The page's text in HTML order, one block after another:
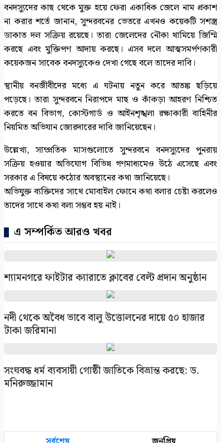
বনদস্যুদের কাছ থেকে মুক্ত হয়ে ফেরা একাধিক জেলে নাম প্রকাশ
না করার শর্তে জানান, সুন্দরবনের ভেতরে এখনও কয়েকটি সশস্ত্র
ডাকাত দল সক্রিয় রয়েছে। তারা জেলেদের নৌকা থামিয়ে জিম্মি
করছে এবং মুক্তিপণ আদায় করছে। এসব দলে আত্মসমর্পণকারী
কয়েকজন সাবেক বনদস্যুকেও দেখা গেছে বলে তাদের দাবি।
স্থানীয় বনজীবীদের মধ্যে এ ঘটনায় নতুন করে আতঙ্ক ছড়িয়ে
পড়েছে। তারা সুন্দরবনে নিরাপদে মাছ ও কাঁকড়া আহরণ নিশ্চিত
করতে বন বিভাগ, কোস্টগার্ড ও আইনশৃঙ্খলা রক্ষাকারী বাহিনীর
নিয়মিত অভিযান জোরদারের দাবি জানিয়েছেন।
উল্লেখ্য, সাম্প্রতিক মাসগুলোতে সুন্দরবনে বনদস্যুদের পুনরায়
সক্রিয় হওয়ার অভিযোগ বিভিন্ন গণমাধ্যমেও উঠে এসেছে এবং
সরকার এ বিষয়ে কঠোর অবস্থানের কথা জানিয়েছে।
অভিযুক্ত ব্যক্তিদের সাথে মোবাইল ফোনে কথা বলার চেষ্টা করলেও
তাদের সাথে কথা বলা সম্ভব হয় নাই।
এ সম্পর্কিত আরও খবর
শ্যামনগরে ফাইটার ক্যারাতে ক্লাবের বেল্ট প্রদান অনুষ্ঠান
নদী থেকে অবৈধ ভাবে বালু উত্তোলনের দায়ে ৫০ হাজার
টাকা জরিমানা
সংঘবদ্ধ ধর্ম ব্যবসায়ী গোষ্ঠী জাতিকে বিভ্রান্ত করছে: ড.
মনিরুজ্জামান